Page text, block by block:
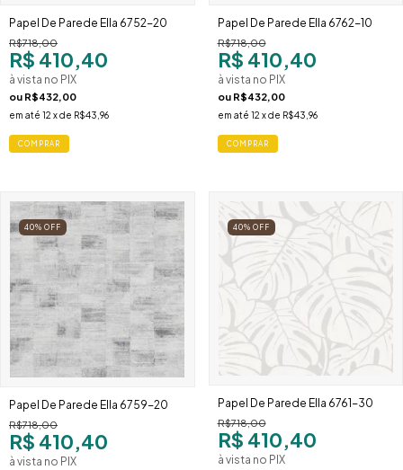
Papel De Parede Ella 6752-20
R$718,00
R$ 410,40
à vista no PIX
ou R$432,00
em até 12 x de R$43,96
Papel De Parede Ella 6762-10
R$718,00
R$ 410,40
à vista no PIX
ou R$432,00
em até 12 x de R$43,96
40% OFF
Papel De Parede Ella 6759-20
R$718,00
R$ 410,40
à vista no PIX
40% OFF
Papel De Parede Ella 6761-30
R$718,00
R$ 410,40
à vista no PIX